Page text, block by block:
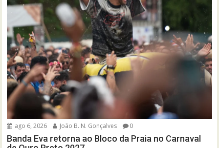
ago 6, 2026 João B. N. Gonçalves 0
Banda Eva retorna ao Bloco da Praia no Carnaval